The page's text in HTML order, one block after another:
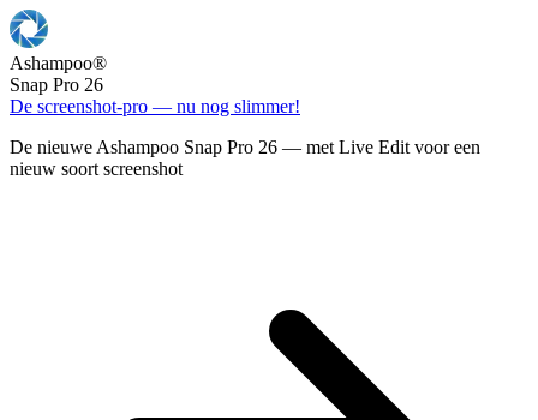
Ashampoo®
Snap Pro 26
De screenshot-pro — nu nog slimmer!
De nieuwe Ashampoo Snap Pro 26 — met Live Edit voor een
nieuw soort screenshot